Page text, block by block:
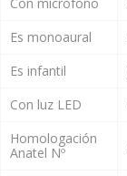
Es monoaural
Es infantil
Con luz LED
Homologación
Anatel Nº